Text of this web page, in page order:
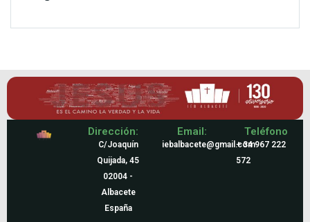
Dirección:
C/Joaquín
Quijada, 45
02004 -
Albacete
España
Email:
iebalbacete@gmail.com
Teléfono
+ 34 967 222
572